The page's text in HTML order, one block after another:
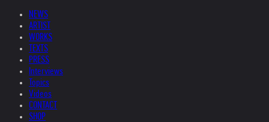
NEWS
ARTIST
WORKS
TEXTS
PRESS
Interviews
Topics
Videos
CONTACT
SHOP